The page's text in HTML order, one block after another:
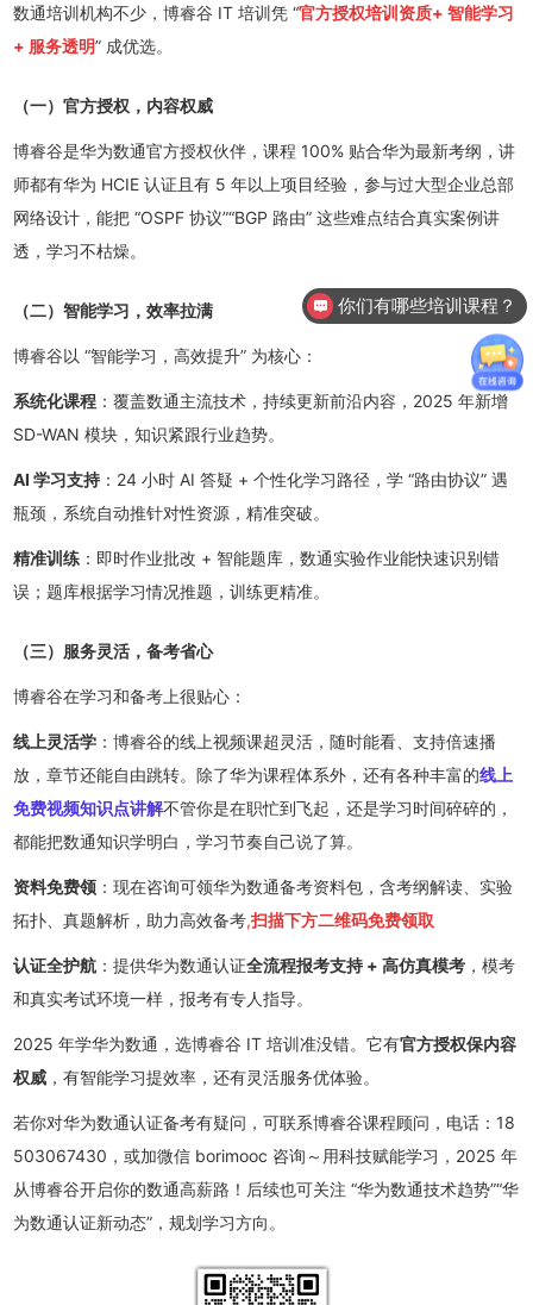
数通培训机构不少，博睿谷 IT 培训凭 “官方授权培训资质+ 智能学习
+ 服务透明” 成优选。
（一）官方授权，内容权威
博睿谷是华为数通官方授权伙伴，课程 100% 贴合华为最新考纲，讲
师都有华为 HCIE 认证且有 5 年以上项目经验，参与过大型企业总部
网络设计，能把 “OSPF 协议”“BGP 路由” 这些难点结合真实案例讲
透，学习不枯燥。
（二）智能学习，效率拉满
博睿谷以 “智能学习，高效提升” 为核心：
系统化课程 ：覆盖数通主流技术，持续更新前沿内容，2025 年新增
SD-WAN 模块，知识紧跟行业趋势。
AI 学习支持 ：24 小时 AI 答疑 + 个性化学习路径，学 “路由协议” 遇
瓶颈，系统自动推针对性资源，精准突破。
精准训练 ：即时作业批改 + 智能题库，数通实验作业能快速识别错
误；题库根据学习情况推题，训练更精准。
（三）服务灵活，备考省心
博睿谷在学习和备考上很贴心：
线上灵活学 ：博睿谷的线上视频课超灵活，随时能看、支持倍速播
放，章节还能自由跳转。除了华为课程体系外，还有各种丰富的线上
免费视频知识点讲解不管你是在职忙到飞起，还是学习时间碎碎的，
都能把数通知识学明白，学习节奏自己说了算。
资料免费领 ：现在咨询可领华为数通备考资料包，含考纲解读、实验
拓扑、真题解析，助力高效备考,扫描下方二维码免费领取
认证全护航 ：提供华为数通认证全流程报考支持 + 高仿真模考 ，模考
和真实考试环境一样，报考有专人指导。
2025 年学华为数通，选博睿谷 IT 培训准没错。它有官方授权保内容
权威 ，有智能学习提效率，还有灵活服务优体验。
若你对华为数通认证备考有疑问，可联系博睿谷课程顾问，电话：18
503067430，或加微信 borimooc 咨询～用科技赋能学习，2025 年
从博睿谷开启你的数通高薪路！后续也可关注 “华为数通技术趋势”“华
为数通认证新动态”，规划学习方向。
你们有哪些培训课程？